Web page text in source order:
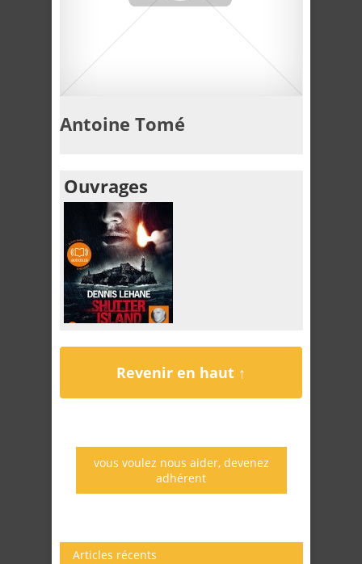
Antoine Tomé
Ouvrages
Revenir en haut ↑
vous voulez nous aider, devenez
adhérent
Articles récents